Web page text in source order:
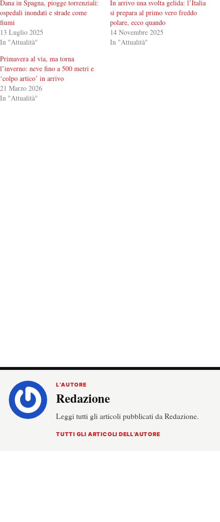
Dana in Spagna, piogge torrenziali:
ospedali inondati e strade come
fiumi
13 Luglio 2025
In "Attualità"
In arrivo una svolta gelida: l’Italia
si prepara al primo vero freddo
polare, ecco quando
14 Novembre 2025
In "Attualità"
Primavera al via, ma torna
l’inverno: neve fino a 500 metri e
‘colpo artico’ in arrivo
21 Marzo 2026
In "Attualità"
L’AUTORE
Redazione
Leggi tutti gli articoli pubblicati da Redazione.
TUTTI GLI ARTICOLI DELL’AUTORE